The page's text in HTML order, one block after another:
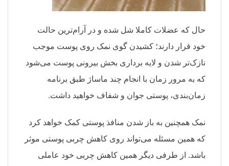
حال که عضلات کاملا شل شده و در آرام‌ترین حالت
خود قرار دارند؛ کشیدن گوی نمک روی پوست موجب
نازک‌تر شدن و لایه برداری بخش بیرونی پوست می‌شود
که به مرور زمان با انجام چند ماساژ طبق برنامه
زمان‌بندی، پوستی جوان و شفاف خواهید داشت.
نمک همچنین به باز شدن منافذ پوستی کمک خواهد کرد
که همین مسئله می‌تواند روی کاهش چربی پوستی موثر
باشد. از طرفی دیگر همین کاهش چربی خود عاملی